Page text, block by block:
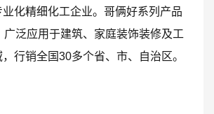
化精细化工企业。哥俩好系列产品
广泛应用于建筑、家庭装饰装修及工
行销全国30多个省、市、自治区。